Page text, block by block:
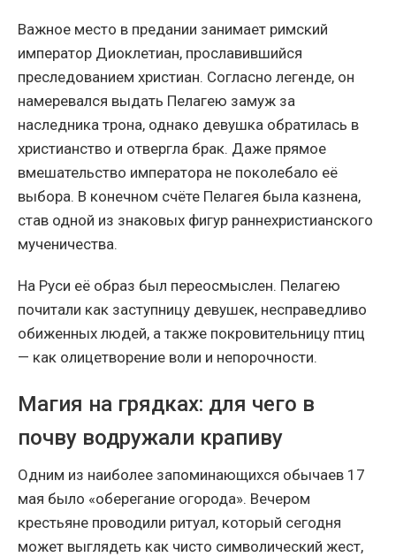
Важное место в предании занимает римский
император Диоклетиан, прославившийся
преследованием христиан. Согласно легенде, он
намеревался выдать Пелагею замуж за
наследника трона, однако девушка обратилась в
христианство и отвергла брак. Даже прямое
вмешательство императора не поколебало её
выбора. В конечном счёте Пелагея была казнена,
став одной из знаковых фигур раннехристианского
мученичества.
На Руси её образ был переосмыслен. Пелагею
почитали как заступницу девушек, несправедливо
обиженных людей, а также покровительницу птиц
— как олицетворение воли и непорочности.
Магия на грядках: для чего в
почву водружали крапиву
Одним из наиболее запоминающихся обычаев 17
мая было «оберегание огорода». Вечером
крестьяне проводили ритуал, который сегодня
может выглядеть как чисто символический жест,